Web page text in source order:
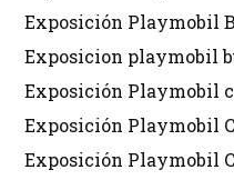
Exposición Playmobil
Exposicion playmobil
Exposición Playmobil
Exposición Playmobil
Exposición Playmobil